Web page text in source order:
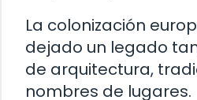
La colonización
dejado un legado
de arquitectura,
nombres de lugares.